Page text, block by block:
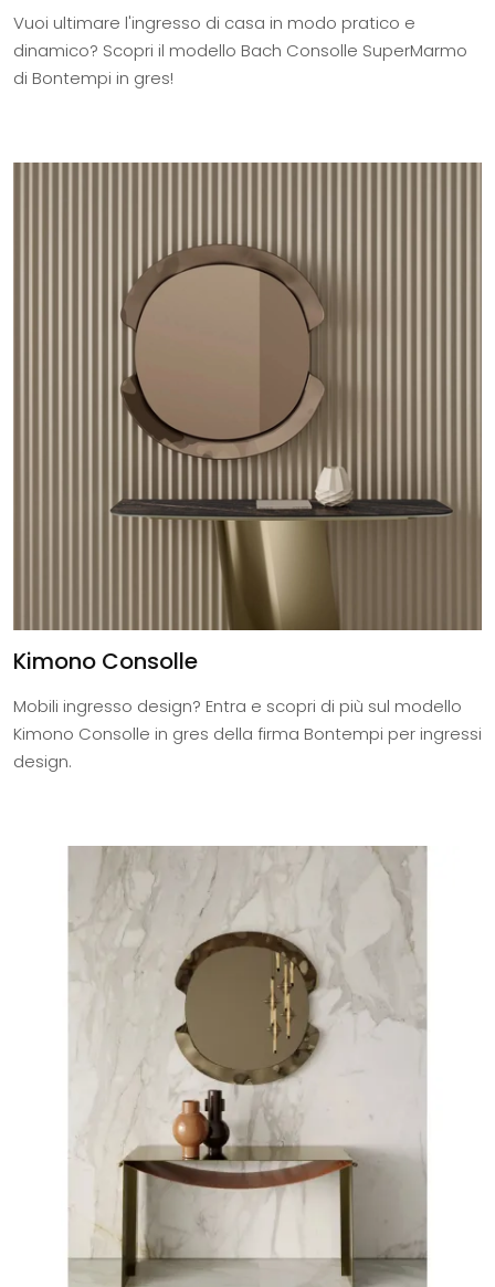
Vuoi ultimare l'ingresso di casa in modo pratico e
dinamico? Scopri il modello Bach Consolle SuperMarmo
di Bontempi in gres!
Kimono Consolle
Mobili ingresso design? Entra e scopri di più sul modello
Kimono Consolle in gres della firma Bontempi per ingressi
design.